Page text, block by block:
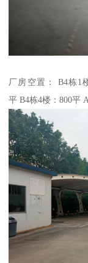
厂房空置： B4栋1
平 B4栋4楼：800平